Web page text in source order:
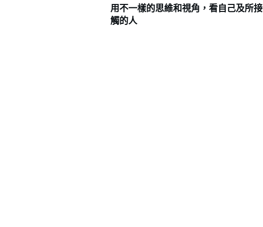
用不一樣的思維和視角，看自己及所接
觸的人